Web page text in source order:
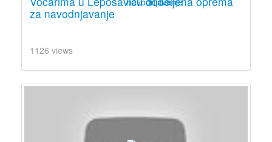
za navodnjavanje
1126 views